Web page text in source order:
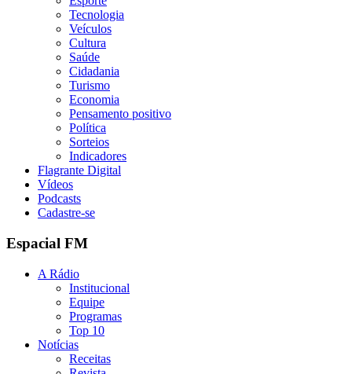
Tecnologia
Veículos
Cultura
Saúde
Cidadania
Turismo
Economia
Pensamento positivo
Política
Sorteios
Indicadores
Flagrante Digital
Vídeos
Podcasts
Cadastre-se
Espacial FM
A Rádio
Institucional
Equipe
Programas
Top 10
Notícias
Receitas